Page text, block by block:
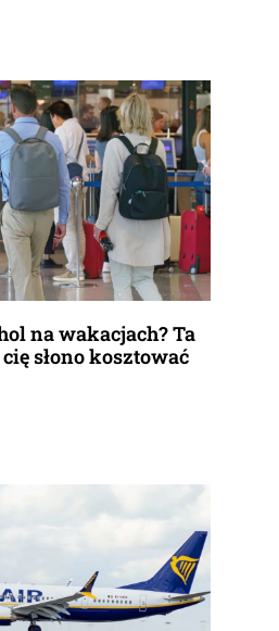
na wakacjach? Ta
słono kosztować